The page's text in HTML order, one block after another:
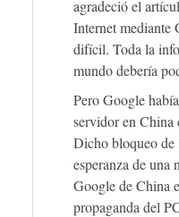
agradeció el
Internet mediante
difícil. Toda la
mundo debería
Pero Google
servidor en China
Dicho bloqueo de
esperanza de una
Google de China
propaganda del